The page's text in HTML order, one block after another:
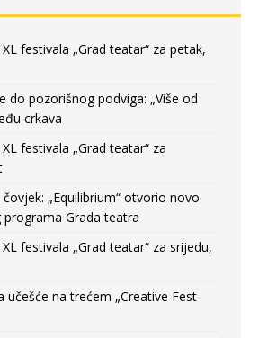
festivala „Grad teatar“ za petak,
do pozorišnog podviga: „Više od
crkava
festivala „Grad teatar“ za
„Equilibrium“ otvorio novo
Grada teatra
festivala „Grad teatar“ za srijedu,
učešće na trećem „Creative Fest